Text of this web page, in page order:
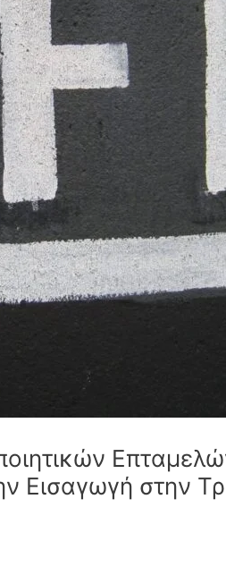
Εισαγωγή στην